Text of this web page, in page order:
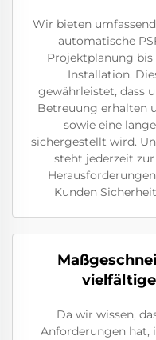
Wir bieten
automatische
Projektplanung
Installation.
gewährleistet, dass
Betreuung erhalten
sowie eine
sichergestellt wird.
steht jederzeit
Kunden
Da wir wissen,
Anforderungen hat,